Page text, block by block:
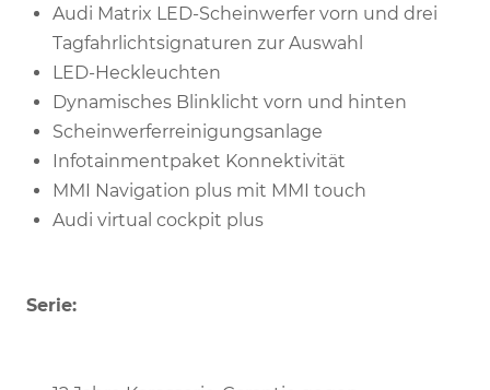
Audi Matrix LED-Scheinwerfer vorn und drei
Tagfahrlichtsignaturen zur Auswahl
LED-Heckleuchten
Dynamisches Blinklicht vorn und hinten
Scheinwerferreinigungsanlage
Infotainmentpaket Konnektivität
MMI Navigation plus mit MMI touch
Audi virtual cockpit plus
Serie: